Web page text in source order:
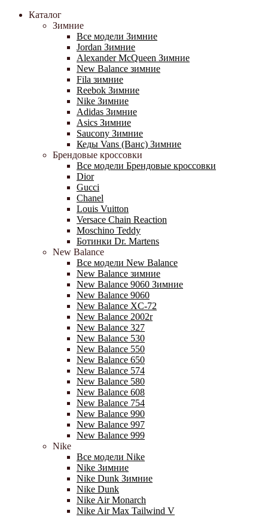
Каталог
Зимние
Все модели Зимние
Jordan Зимние
Alexander McQueen Зимние
New Balance зимние
Fila зимние
Reebok Зимние
Nike Зимние
Adidas Зимние
Asics Зимние
Saucony Зимние
Кеды Vans (Ванс) Зимние
Брендовые кроссовки
Все модели Брендовые кроссовки
Dior
Gucci
Chanel
Louis Vuitton
Versace Chain Reaction
Moschino Teddy
Ботинки Dr. Martens
New Balance
Все модели New Balance
New Balance зимние
New Balance 9060 Зимние
New Balance 9060
New Balance XC-72
New Balance 2002r
New Balance 327
New Balance 530
New Balance 550
New Balance 650
New Balance 574
New Balance 580
New Balance 608
New Balance 754
New Balance 990
New Balance 997
New Balance 999
Nike
Все модели Nike
Nike Зимние
Nike Dunk Зимние
Nike Dunk
Nike Air Monarch
Nike Air Max Tailwind V